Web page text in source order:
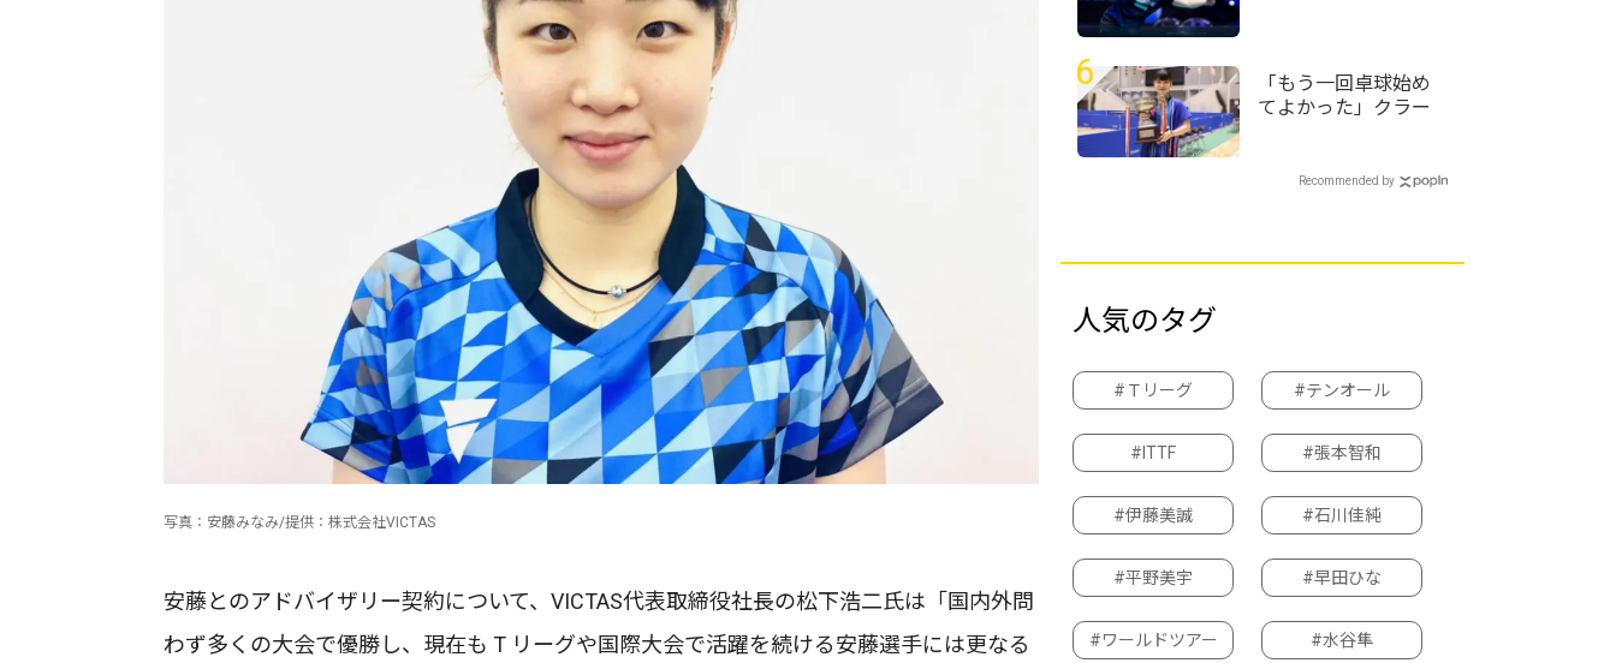
写真：安藤みなみ/提供：株式会社VICTAS
安藤とのアドバイザリー契約について、VICTAS代表取締役社長の松下浩二氏は「国内外問
わず多くの大会で優勝し、現在も T リーグや国際大会で活躍を続ける安藤選手には更なる
（2026年第31週）
6
「もう一回卓球始め
てよかった」クラー
＜第59回全国高等学
Recommended by
人気のタグ
#Ｔリーグ #テンオール
#ITTF #張本智和
#伊藤美誠 #石川佳純
#平野美宇 #早田ひな
#ワールドツアー #水谷隼